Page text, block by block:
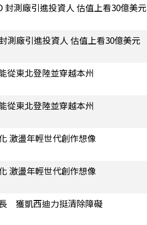
封測廠引進投資人 估值上看30億美元
測廠引進投資人 估值上看30億美元
東北登陸並穿越本州
東北登陸並穿越本州
激盪年輕世代創作想像
激盪年輕世代創作想像
獲凱西迪力挺清除障礙